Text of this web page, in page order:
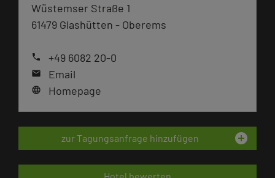
Wüstemser Straße 1
61479 Glashütten - Oberems
phone +49 6082 20-0
mail Email
language Homepage
zur Tagungsanfrage hinzufügen add_circle